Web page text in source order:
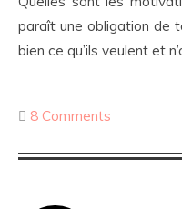
paraît une obligation de
bien ce qu’ils veulent et
8 Comments